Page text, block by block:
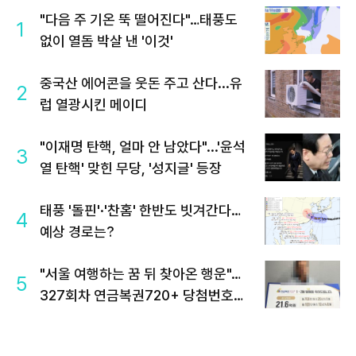
1
"다음 주 기온 뚝 떨어진다"…태풍도
없이 열돔 박살 낸 '이것'
2
중국산 에어콘을 웃돈 주고 산다...유
럽 열광시킨 메이디
3
"이재명 탄핵, 얼마 안 남았다"...'윤석
열 탄핵' 맞힌 무당, '성지글' 등장
4
태풍 '돌핀'·'찬홈' 한반도 빗겨간다…
예상 경로는?
5
"서울 여행하는 꿈 뒤 찾아온 행운"…
327회차 연금복권720+ 당첨번호조